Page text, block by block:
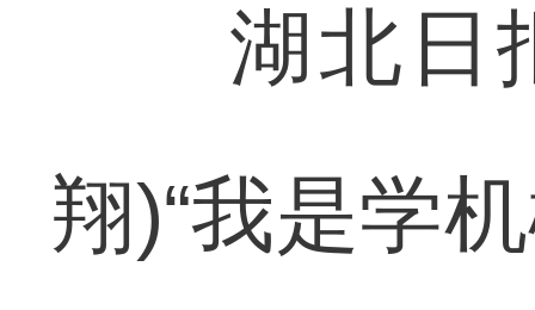
湖北日报
翔)“我是学